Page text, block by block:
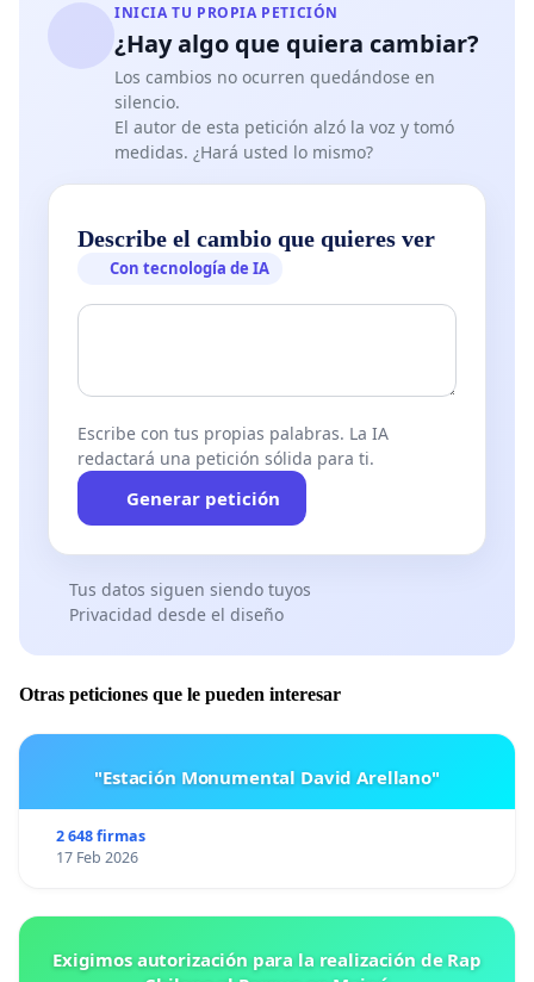
INICIA TU PROPIA PETICIÓN
¿Hay algo que quiera cambiar?
Los cambios no ocurren quedándose en
silencio.
El autor de esta petición alzó la voz y tomó
medidas. ¿Hará usted lo mismo?
Describe el cambio que quieres ver
Con tecnología de IA
Escribe con tus propias palabras. La IA
redactará una petición sólida para ti.
Generar petición
Tus datos siguen siendo tuyos
Privacidad desde el diseño
Otras peticiones que le pueden interesar
"Estación Monumental David Arellano"
2 648 firmas
17 Feb 2026
Exigimos autorización para la realización de Rap